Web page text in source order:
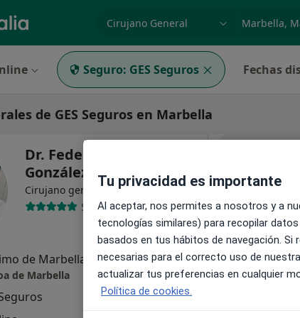
p. ej.
Seguro: GES Seguros Fechas
de GES Seguros en Marbella
Dr. Federico Grasa
González
Cirujano general · Ver más
53 opiniones
Paseo Marítimo de Marbella Edf. Mayoral s/n, Marbella •Mapa
de Marbella
Tu privacidad es importante
Al aceptar, nos permites a nosotros y a
tecnologías similares) para recopilar
basados en tus hábitos de navegación.
necesarias para el correcto uso de
actualizar tus preferencias en cualquier
Política de cookies.